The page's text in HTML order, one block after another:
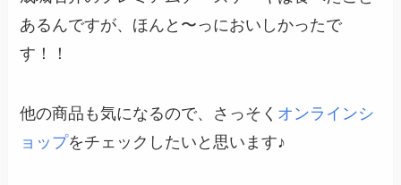
あるんですが、ほんと〜っにおいしかったで
す！！
他の商品も気になるので、さっそく オンラインシ
ョップをチェックしたいと思います♪